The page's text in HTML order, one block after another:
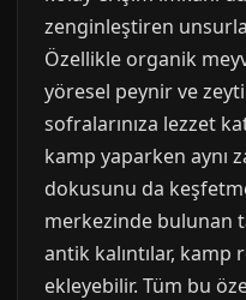
zenginleştiren
Özellikle organik
yöresel peynir ve
sofralarınıza lezzet
kamp yaparken aynı
dokusunu da
merkezinde bulunan
antik kalıntılar,
ekleyebilir. Tüm bu